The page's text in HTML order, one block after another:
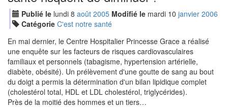
Publié le lundi 8 août 2005 Modifié le mardi 10 janvier 2006
Catégorie C'est notre santé
En mai dernier, le Centre Hospitalier Princesse Grace a réalisé
une enquête sur les facteurs de risques cardiovasculaires
familiaux et personnels (tabagisme, hypertension artérielle,
diabète, obésité). Un prélèvement d'une goutte de sang au bout
du doigt a permis la détermination d'un bilan lipidique complet
(cholestérol total, HDL et LDL cholestérol, triglycérides).
Près de la moitié des hommes et un tiers…